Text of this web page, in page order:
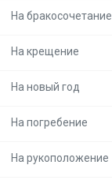
На бракосочетание
На крещение
На новый год
На погребение
На рукоположение